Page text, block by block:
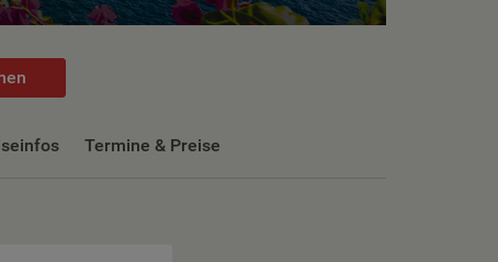
Termine & Preise